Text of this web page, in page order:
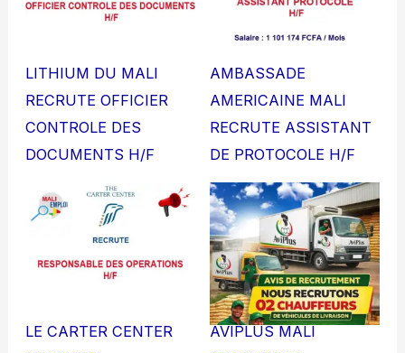
LITHIUM DU MALI
RECRUTE OFFICIER
CONTROLE DES
DOCUMENTS H/F
AMBASSADE
AMERICAINE MALI
RECRUTE ASSISTANT
DE PROTOCOLE H/F
LE CARTER CENTER
AVIPLUS MALI